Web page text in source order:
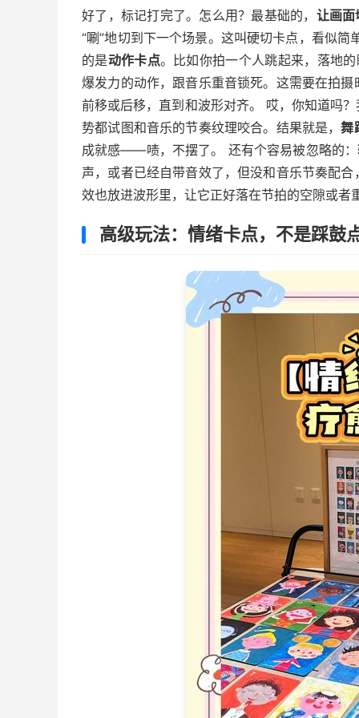
好了，标记打完了。怎么用？最基础的， 让画面
“唰”地切到下一个场景。这叫硬切卡点，看似
的是动作卡点。比如你拍一个人跳起来，落地
爆发力的动作，跟音乐重音锁死。这需要在拍
前移或后移，直到和波形对齐。 哎，你知道吗
势都试图和音乐的节奏纹理咬合。结果就是，舞
成就感——啧，不摆了。 还有个容易被忽略的：
声，或者已经自带音效了，但没和音乐节奏配
效也放进波形里，让它正好落在节拍的空隙或者
高级玩法：情绪卡点，不是踩鼓